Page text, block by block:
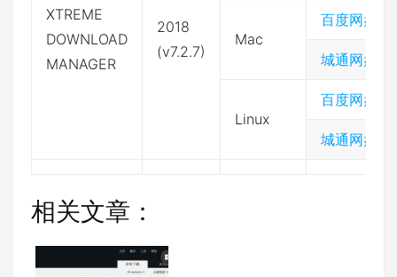
XTREME
DOWNLOAD
MANAGER
2018
(v7.2.7)
Mac
百度网盘
城通网盘
Linux
百度网盘
城通网盘
相关文章：